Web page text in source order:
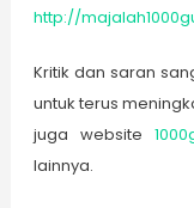
http://
Kritik dan saran
untuk terus
juga website
lainnya.